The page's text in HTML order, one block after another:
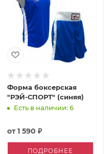
Форма боксерская
"РЭЙ-СПОРТ" (синяя)
Есть в наличии: 6
от1 590 ₽
ПОДРОБНЕЕ